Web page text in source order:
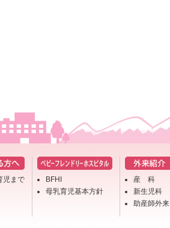
児まで
BFHI
母乳育児基本方針
産 科
新生児科
助産師外来